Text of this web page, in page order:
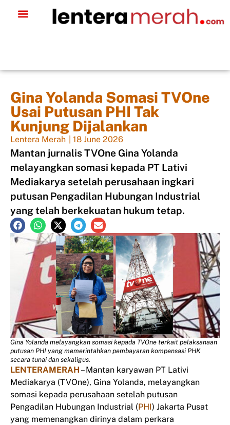
Gina Yolanda Somasi TVOne
Usai Putusan PHI Tak
Kunjung Dijalankan
Lentera Merah 18 June 2026
Mantan jurnalis TVOne Gina Yolanda
melayangkan somasi kepada PT Lativi
Mediakarya setelah perusahaan ingkari
putusan Pengadilan Hubungan Industrial
yang telah berkekuatan hukum tetap.
Gina Yolanda melayangkan somasi kepada TVOne terkait pelaksanaan
putusan PHI yang memerintahkan pembayaran kompensasi PHK
secara tunai dan sekaligus.
LENTERAMERAH – Mantan karyawan PT Lativi
Mediakarya (TVOne), Gina Yolanda, melayangkan
somasi kepada perusahaan setelah putusan
Pengadilan Hubungan Industrial (PHI) Jakarta Pusat
yang memenangkan dirinya dalam perkara